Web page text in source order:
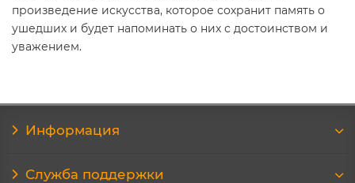
произведение искусства, которое сохранит память о
ушедших и будет напоминать о них с достоинством и
уважением.
Информация
Служба поддержки